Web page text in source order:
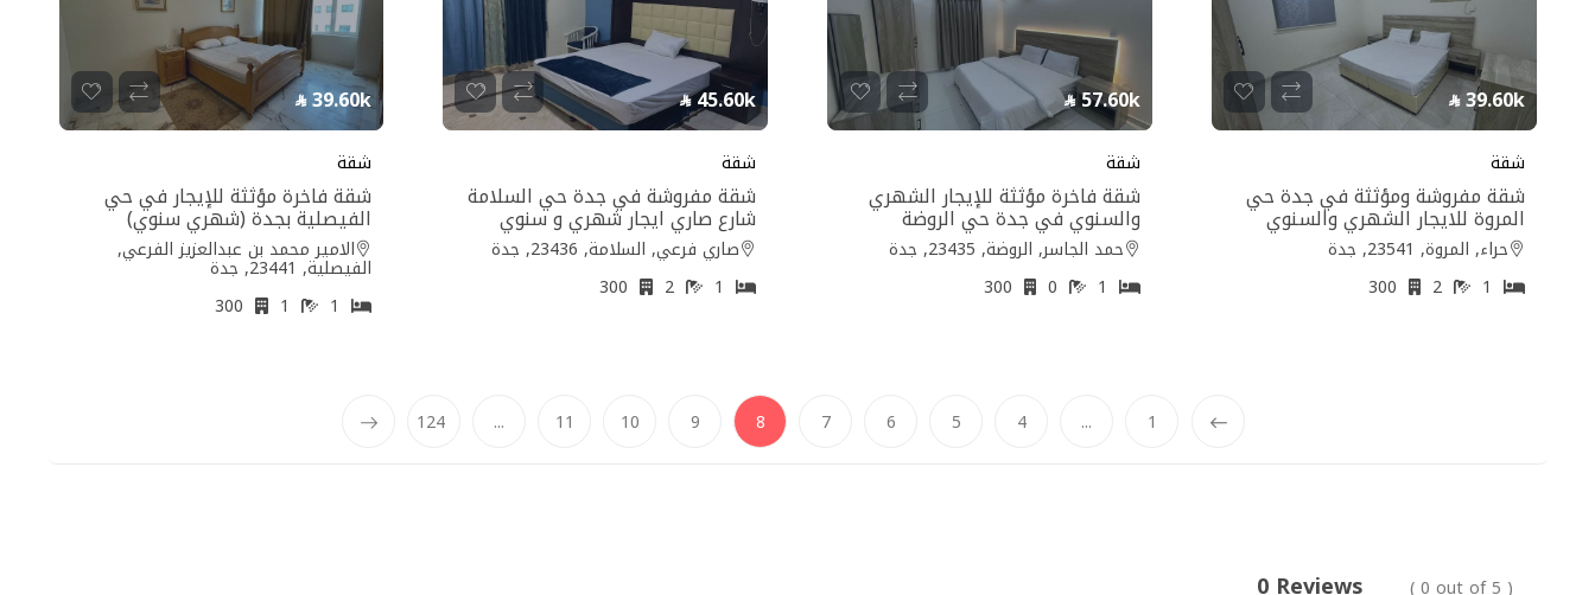
39.60k
شقة
شقة مفروشة ومؤثثة في جدة حي
المروة للايجار الشهري والسنوي
حراء, المروة, 23541, جدة
57.60k
شقة
شقة فاخرة مؤثثة للإيجار الشهري
والسنوي في جدة حي الروضة
حمد الجاسر, الروضة, 23435, جدة
1
0
45.60k
شقة
شقة مفروشة في جدة حي السلامة
شارع صاري ايجار شهري و سنوي
صاري فرعي, السلامة, 23436, جدة
2
39.60k
شقة
شقة فاخرة مؤثثة للإيجار في حي
الفيصلية بجدة (شهري سنوي)
الامير محمد بن عبدالعزيز الفرعي,
الفيصلية, 23441, جدة
300
1
...
4
5
6
7
8
(current)
9
10
11
...
124
0 Reviews ( 0 out of 5 )